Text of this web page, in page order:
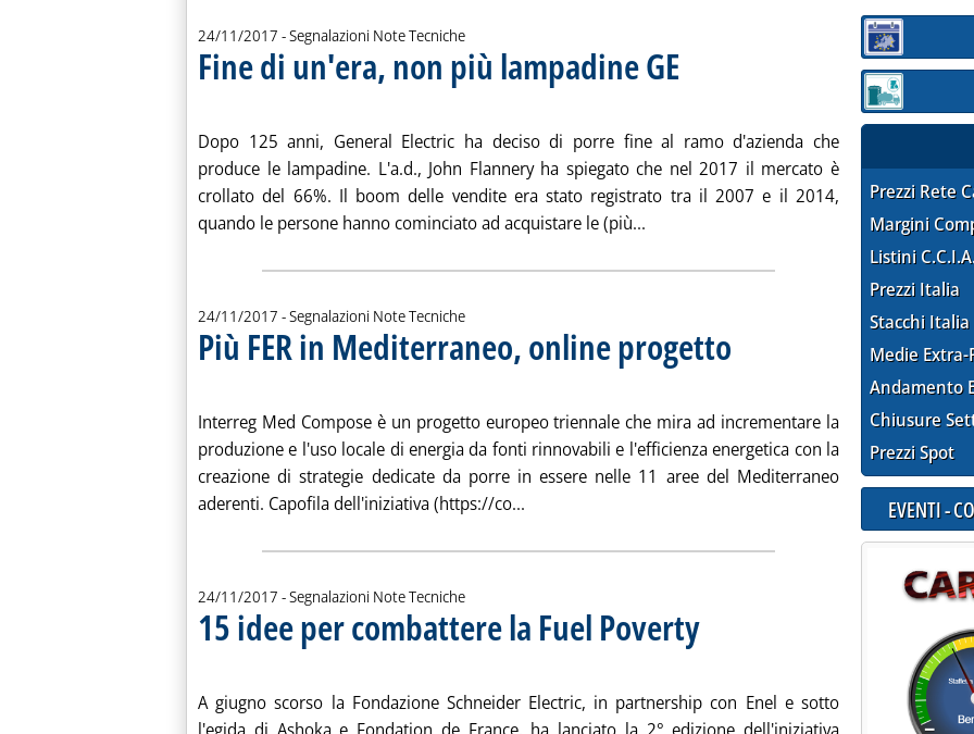
24/11/2017 - Segnalazioni Note Tecniche
Fine di un'era, non più lampadine GE
. Pubblicata venerdì 24 novembre 2017 alle 10.20.
Dopo 125 anni, General Electric ha deciso di porre fine al ramo d'azienda che
produce le lampadine. L'a.d., John Flannery ha spiegato che nel 2017 il mercato è
crollato del 66%. Il boom delle vendite era stato registrato tra il 2007 e il 2014,
quando le persone hanno cominciato ad acquistare le (più... Leggi tutta la notizia: 'Fine di un'era,
24/11/2017 - Segnalazioni Note Tecniche
Più FER in Mediterraneo, online progetto
. Pubblicata venerdì 24 novembre 2017 alle 10.20.
Interreg Med Compose è un progetto europeo triennale che mira ad incrementare la
produzione e l'uso locale di energia da fonti rinnovabili e l'efficienza energetica con la
creazione di strategie dedicate da porre in essere nelle 11 aree del Mediterraneo
aderenti. Capofila dell'iniziativa (https://co... Leggi tutta la notizia: 'Più FER in Mediterraneo, online
24/11/2017 - Segnalazioni Note Tecniche
15 idee per combattere la Fuel Poverty
. Pubblicata venerdì 24 novembre 2017 alle 10.20.
A giugno scorso la Fondazione Schneider Electric, in partnership con Enel e sotto
Sezione:
Sezione:
Prezzi Rete
Margini
Listini
Prezzi Italia
Stacchi Italia
Medie Extra-
Andamento
Chiusure
Prezzi Spot
EVENTI -